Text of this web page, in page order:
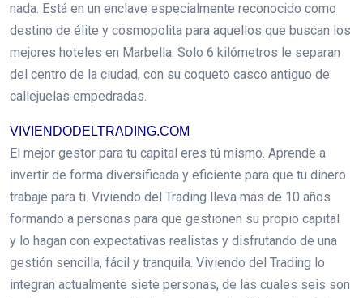
nada. Está en un enclave especialmente reconocido como
destino de élite y cosmopolita para aquellos que buscan los
mejores hoteles en Marbella. Solo 6 kilómetros le separan
del centro de la ciudad, con su coqueto casco antiguo de
callejuelas empedradas.
VIVIENDODELTRADING.COM
El mejor gestor para tu capital eres tú mismo. Aprende a
invertir de forma diversificada y eficiente para que tu dinero
trabaje para ti. Viviendo del Trading lleva más de 10 años
formando a personas para que gestionen su propio capital
y lo hagan con expectativas realistas y disfrutando de una
gestión sencilla, fácil y tranquila. Viviendo del Trading lo
integran actualmente siete personas, de las cuales seis son